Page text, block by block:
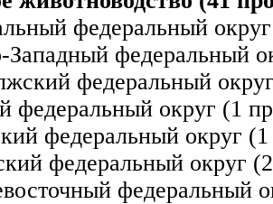
федеральный
Западный федеральный
федеральный
округ (1
федеральный округ
федеральный округ
федеральный